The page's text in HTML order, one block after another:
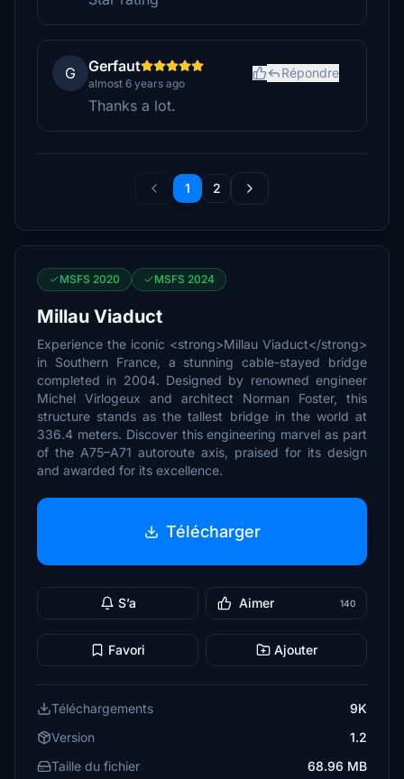
G Gerfaut
almost 6 years ago
Répondre
Thanks a lot.
1 2
MSFS 2020 MSFS 2024
Millau Viaduct
Experience the iconic <strong>Millau Viaduct</strong>
in Southern France, a stunning cable-stayed bridge
completed in 2004. Designed by renowned engineer
Michel Virlogeux and architect Norman Foster, this
structure stands as the tallest bridge in the world at
336.4 meters. Discover this engineering marvel as part
of the A75–A71 autoroute axis, praised for its design
and awarded for its excellence.
Télécharger
S’a Aimer 140
Favori Ajouter
Téléchargements
9K
Version
1.2
Taille du fichier
68.96 MB